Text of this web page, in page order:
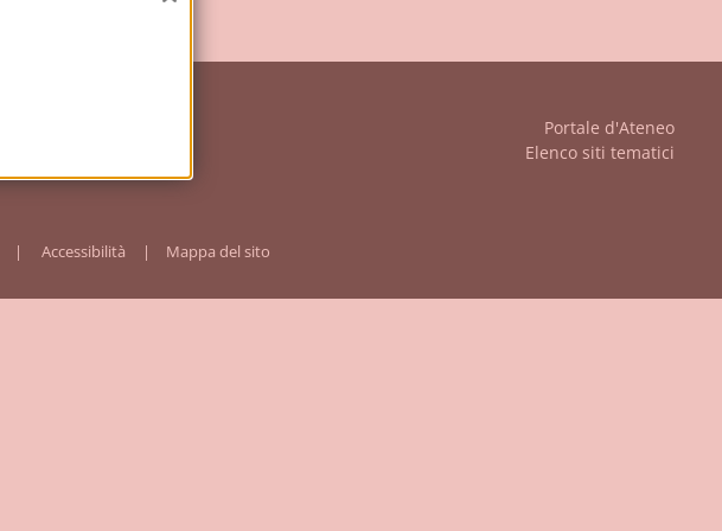
Portale d'Ateneo
Elenco siti tematici
Accessibilità Mappa del sito
Chiudi